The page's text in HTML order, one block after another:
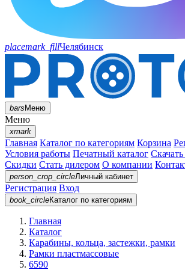
placemark_fillЧелябинск
barsМеню
Меню
xmark
Главная Каталог по категориям Корзина
Условия работы Печатный каталог
Скидки Стать дилером О компании
person_crop_circleЛичный кабинет
Регистрация Вход
book_circleКаталог по категориям
Главная
Каталог
Карабины, кольца, застежки, рамки
Рамки пластмассовые
6590